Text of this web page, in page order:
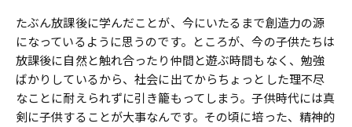
たぶん放課後に学んだことが、今にいたるまで創造力の源
になっているように思うのです。ところが、今の子供たちは
放課後に自然と触れ合ったり仲間と遊ぶ時間もなく、勉強
ばかりしているから、社会に出てからちょっとした理不尽
なことに耐えられずに引き籠もってしまう。子供時代には真
剣に子供することが大事なんです。その頃に培った、精神的